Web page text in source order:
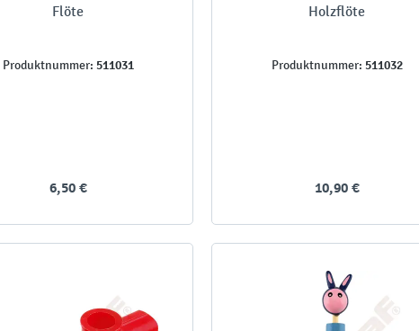
Flöte
Produktnummer: 511031
6,50 €
Holzflöte
Produktnummer: 511032
10,90 €